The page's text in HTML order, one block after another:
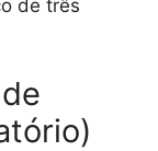
de três